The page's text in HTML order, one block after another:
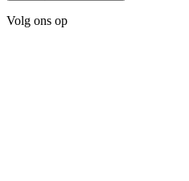
Volg ons op